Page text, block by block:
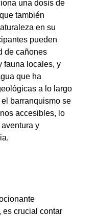
una dosis de
también
en su
pueden
de cañones
fauna locales, y
que ha
a lo largo
barranquismo se
accesibles, lo
y
es crucial contar